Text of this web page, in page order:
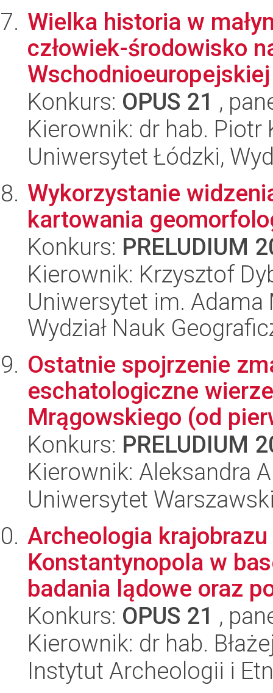
Wielka historia w
człowiek-środowisko
Konkurs: OPUS 21 ,
Kierownik: dr hab. Piotr
Uniwersytet Łódzki,
Wykorzystanie
kartowania
Konkurs: PRELUDIUM
Kierownik: Krzysztof
Uniwersytet im.
Wydział Nauk
Ostatnie spojrzenie
eschatologiczne
Mrągowskiego (od
Konkurs: PRELUDIUM
Kierownik: Aleksandra
Uniwersytet
Archeologia
Konstantynopola w
badania lądowe oraz
Konkurs: OPUS 21 ,
Kierownik: dr hab.
Instytut Archeologii i